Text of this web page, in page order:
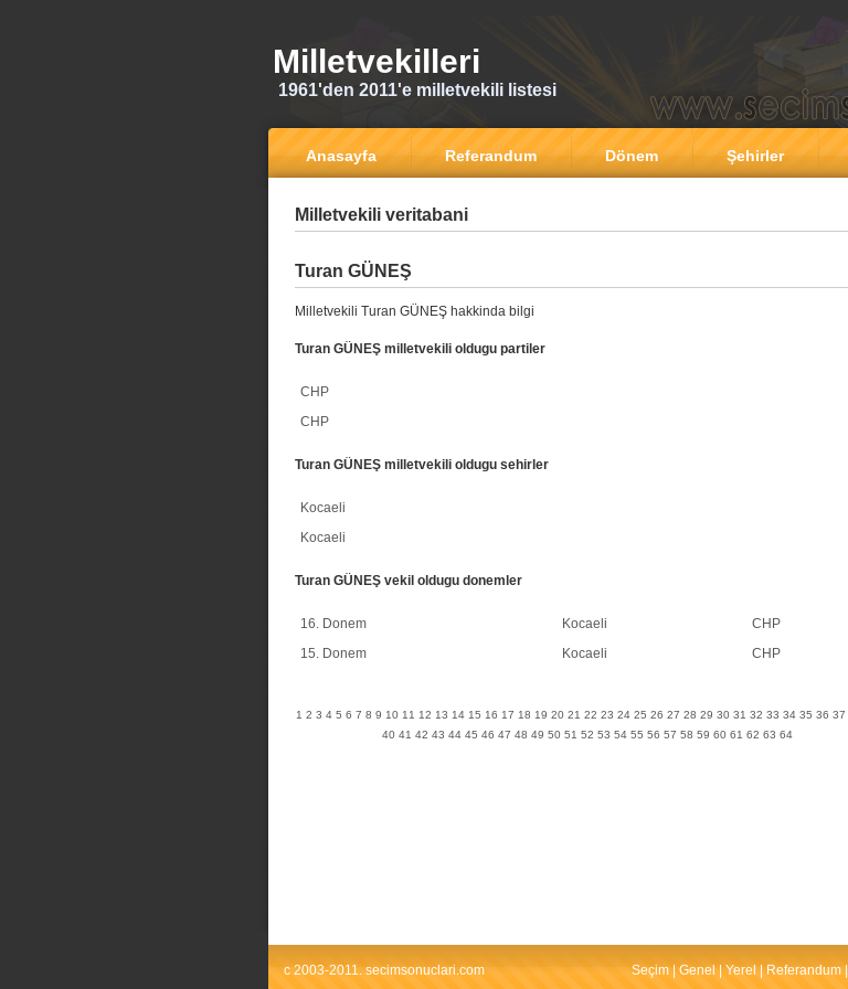
Milletvekilleri
1961'den 2011'e milletvekili listesi
Anasayfa Referandum Dönem Şehirler
Milletvekili veritabani
Turan GÜNEŞ
Milletvekili Turan GÜNEŞ hakkinda bilgi
Turan GÜNEŞ milletvekili oldugu partiler
CHP
CHP
Turan GÜNEŞ milletvekili oldugu sehirler
Kocaeli
Kocaeli
Turan GÜNEŞ vekil oldugu donemler
16. Donem Kocaeli
CHP
15. Donem
Kocaeli CHP
1 2 3 4 5 6 7 8 9 10 11 12 13 14 15 16 17 18 19 20 21 22 23 24 25 26 27 28 29 30 31 32 33 34 35 36 37
40 41 42 43 44 45 46 47 48 49 50 51 52 53 54 55 56 57 58 59 60 61 62 63 64
c 2003-2011. secimsonuclari.com Seçim Genel Yerel Referandum